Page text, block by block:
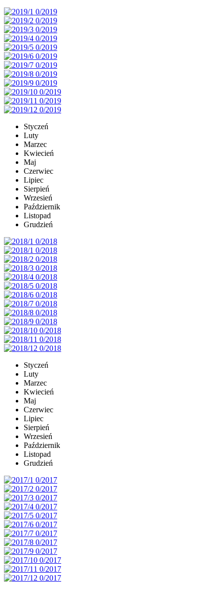
Styczeń
Luty
Marzec
Kwiecień
Maj
Czerwiec
Lipiec
Sierpień
Wrzesień
Październik
Listopad
Grudzień
Styczeń
Luty
Marzec
Kwiecień
Maj
Czerwiec
Lipiec
Sierpień
Wrzesień
Październik
Listopad
Grudzień